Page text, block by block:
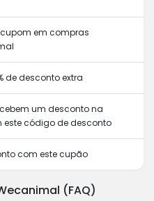
em compras
de desconto extra
um desconto na
código de desconto
com este cupão
(FAQ)